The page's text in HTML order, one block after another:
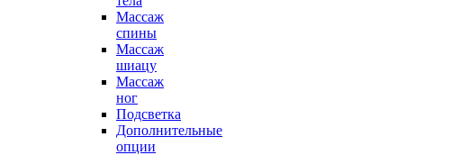
Массаж
спины
Массаж
шиацу
Массаж
ног
Подсветка
Дополнительные
опции